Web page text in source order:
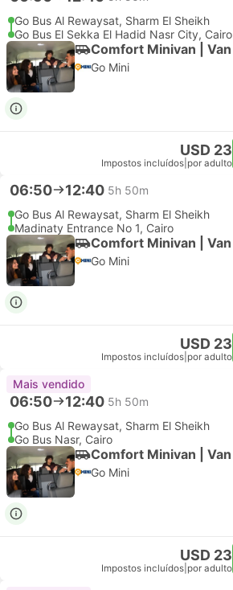
Go Bus Al Rewaysat, Sharm El Sheikh
Go Bus El Sekka El Hadid Nasr City, Cairo
Comfort Minivan | Van
Go Mini
USD 23
Impostos incluídos por adulto
06:50 12:40 5h 50m
Go Bus Al Rewaysat, Sharm El Sheikh
Madinaty Entrance No 1, Cairo
Comfort Minivan | Van
Go Mini
USD 23
Impostos incluídos por adulto
Mais vendido
06:50 12:40 5h 50m
Go Bus Al Rewaysat, Sharm El Sheikh
Go Bus Nasr, Cairo
Comfort Minivan | Van
Go Mini
USD 23
Impostos incluídos por adulto